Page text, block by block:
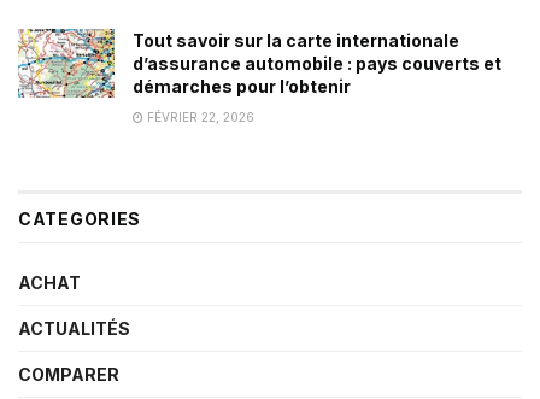
Tout savoir sur la carte internationale
d’assurance automobile : pays couverts et
démarches pour l’obtenir
FÉVRIER 22, 2026
CATEGORIES
ACHAT
ACTUALITÉS
COMPARER